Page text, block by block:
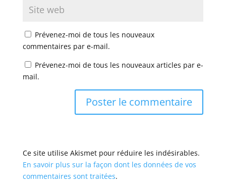
Prévenez-moi de tous les nouveaux
commentaires par e-mail.
Prévenez-moi de tous les nouveaux articles par e-
mail.
Ce site utilise Akismet pour réduire les indésirables.
En savoir plus sur la façon dont les données de vos
commentaires sont traitées.